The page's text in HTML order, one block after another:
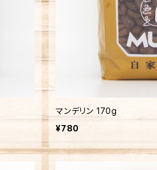
マンデリン 170g
¥780